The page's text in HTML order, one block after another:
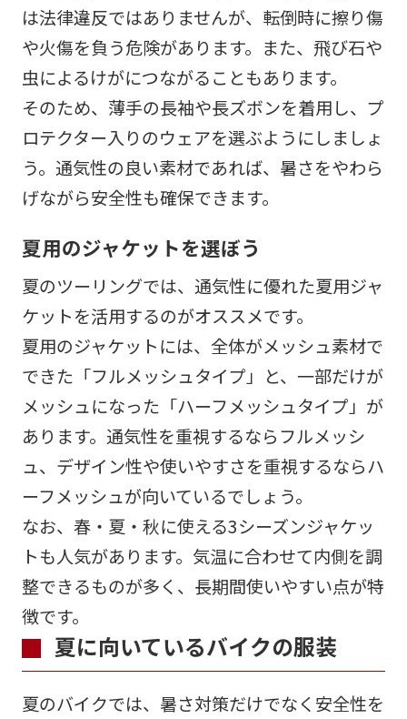
は法律違反ではありませんが、転倒時に擦り傷
や火傷を負う危険があります。また、飛び石や
虫によるけがにつながることもあります。
そのため、薄手の長袖や長ズボンを着用し、プ
ロテクター入りのウェアを選ぶようにしましょ
う。通気性の良い素材であれば、暑さをやわら
げながら安全性も確保できます。
夏用のジャケットを選ぼう
夏のツーリングでは、通気性に優れた夏用ジャ
ケットを活用するのがオススメです。
夏用のジャケットには、全体がメッシュ素材で
できた「フルメッシュタイプ」と、一部だけが
メッシュになった「ハーフメッシュタイプ」が
あります。通気性を重視するならフルメッシ
ュ、デザイン性や使いやすさを重視するならハ
ーフメッシュが向いているでしょう。
なお、春・夏・秋に使える3シーズンジャケッ
トも人気があります。気温に合わせて内側を調
整できるものが多く、長期間使いやすい点が特
徴です。
夏に向いているバイクの服装
夏のバイクでは、暑さ対策だけでなく安全性を